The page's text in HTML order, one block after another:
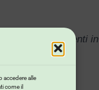
accedere alle
come il
per Appuntamenti in